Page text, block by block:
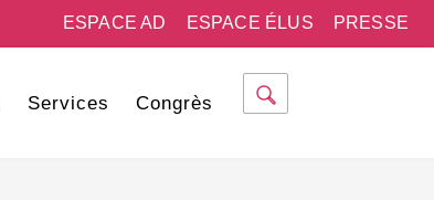
PRESSE
ESPACE ÉLUS
ESPACE AD
Services Congrès